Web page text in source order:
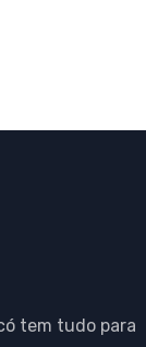
tem tudo para